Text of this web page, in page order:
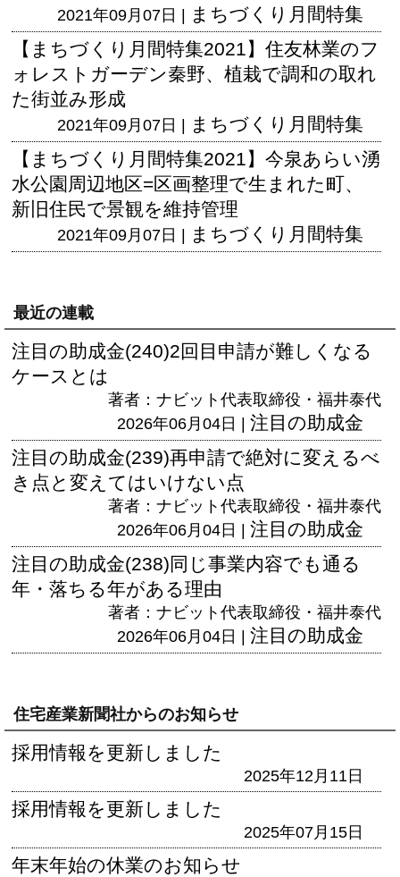
2021年09月07日 | まちづくり月間特集
【まちづくり月間特集2021】住友林業のフ
ォレストガーデン秦野、植栽で調和の取れ
た街並み形成
2021年09月07日 | まちづくり月間特集
【まちづくり月間特集2021】今泉あらい湧
水公園周辺地区=区画整理で生まれた町、
新旧住民で景観を維持管理
2021年09月07日 | まちづくり月間特集
最近の連載
注目の助成金(240)2回目申請が難しくなる
ケースとは
著者：ナビット代表取締役・福井泰代
2026年06月04日 | 注目の助成金
注目の助成金(239)再申請で絶対に変えるべ
き点と変えてはいけない点
著者：ナビット代表取締役・福井泰代
2026年06月04日 | 注目の助成金
注目の助成金(238)同じ事業内容でも通る
年・落ちる年がある理由
著者：ナビット代表取締役・福井泰代
2026年06月04日 | 注目の助成金
住宅産業新聞社からのお知らせ
採用情報を更新しました
2025年12月11日
採用情報を更新しました
2025年07月15日
年末年始の休業のお知らせ